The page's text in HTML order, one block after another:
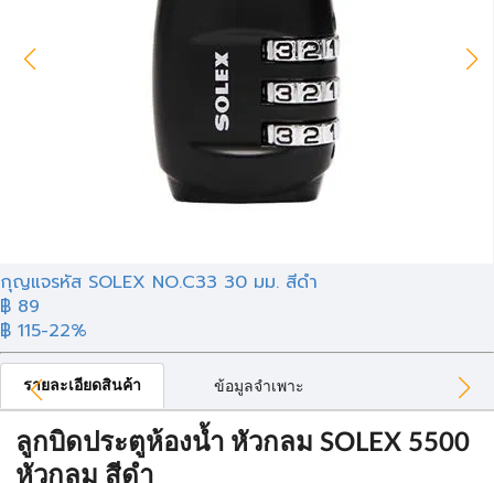
กุญแจรหัส SOLEX NO.C33 30 มม. สีดำ
฿ 89
฿ 115-22%
รายละเอียดสินค้า ข้อมูลจำเพาะ
ลูกบิดประตูห้องน้ำ หัวกลม SOLEX 5500
หัวกลม สีดำ